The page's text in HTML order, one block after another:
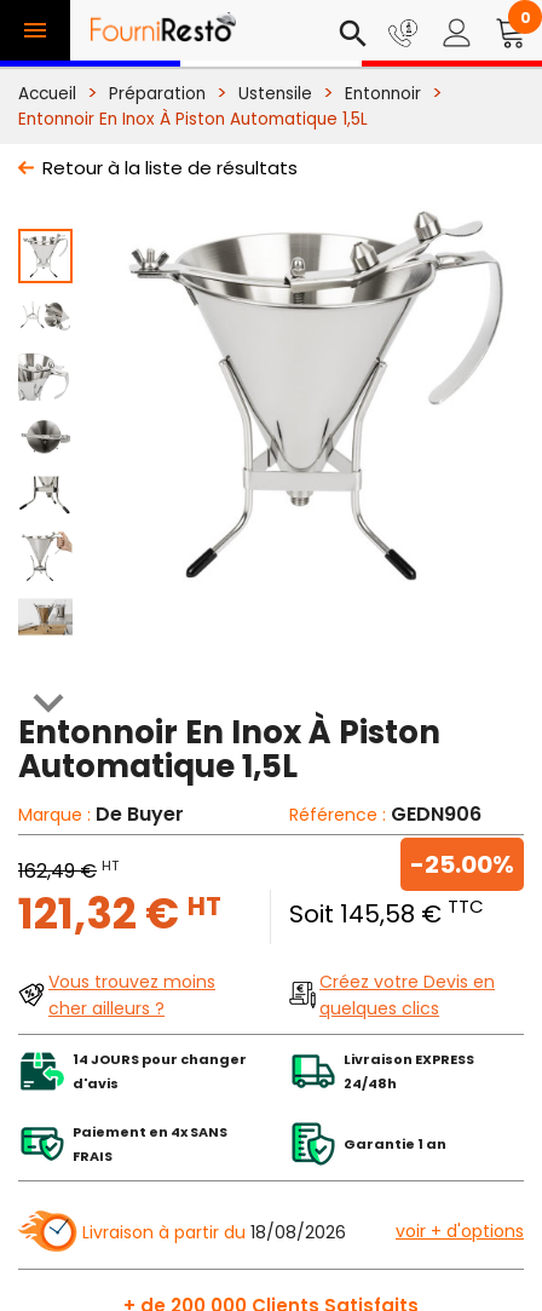
 search 0
Accueil Préparation Ustensile
Entonnoir
Entonnoir En Inox À Piston Automatique 1,5L
Retour à la liste de résultats

Entonnoir En Inox À Piston
Automatique 1,5L
Marque : De Buyer Référence : GEDN906
162,49 € HT
121,32 € HT Soit 145,58 € TTC
-25.00%
Vous trouvez moins
cher ailleurs ?
Créez votre Devis en
quelques clics
14 JOURS pour changer
d'avis
Livraison EXPRESS
24/48h
Paiement en 4x SANS
FRAIS
Garantie 1 an
Livraison à partir du 18/08/2026 voir + d'options
+ de 200 000 Clients Satisfaits